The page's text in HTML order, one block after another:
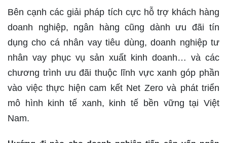
Bên cạnh các giải pháp tích cực hỗ trợ khách hàng
doanh nghiệp, ngân hàng cũng dành ưu đãi tín
dụng cho cá nhân vay tiêu dùng, doanh nghiệp tư
nhân vay phục vụ sản xuất kinh doanh… và các
chương trình ưu đãi thuộc lĩnh vực xanh góp phần
vào việc thực hiện cam kết Net Zero và phát triển
mô hình kinh tế xanh, kinh tế bền vững tại Việt
Nam.